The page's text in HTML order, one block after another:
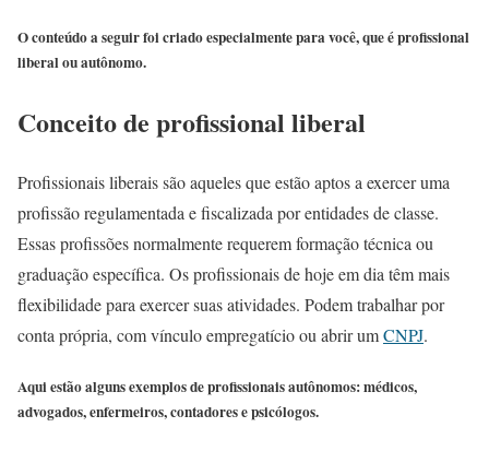
O conteúdo a seguir foi criado especialmente para você, que é profissional
liberal ou autônomo.
Conceito de profissional liberal
Profissionais liberais são aqueles que estão aptos a exercer uma
profissão regulamentada e fiscalizada por entidades de classe.
Essas profissões normalmente requerem formação técnica ou
graduação específica. Os profissionais de hoje em dia têm mais
flexibilidade para exercer suas atividades. Podem trabalhar por
conta própria, com vínculo empregatício ou abrir umCNPJ.
Aqui estão alguns exemplos de profissionais autônomos: médicos,
advogados, enfermeiros, contadores e psicólogos.